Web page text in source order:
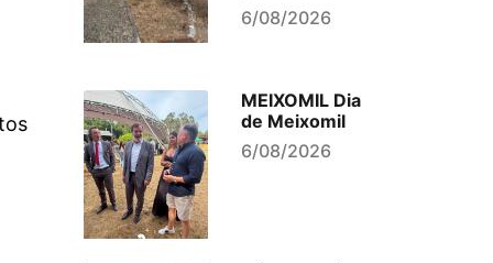
6/08/2026
MEIXOMIL Dia
de Meixomil
6/08/2026